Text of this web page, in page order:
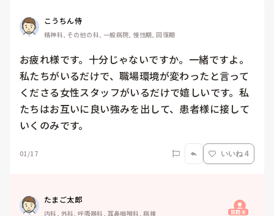
こうちん侍
精神科, その他の科, 一般病院, 慢性期, 回復期
お疲れ様です。十分じゃないですか。一緒ですよ。
私たちがいるだけで、職場環境が変わったと言って
くださる女性スタッフがいるだけで嬉しいです。私
たちはお互いに良い強みを出して、患者様に接して
いくのみです。
01/17 いいね 4
たまご太郎
内科, 外科, 呼吸器科, 耳鼻咽喉科, 病棟 質問主